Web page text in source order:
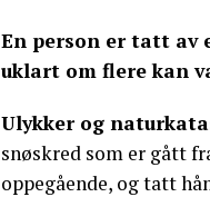
En person er tatt av
uklart om flere kan
Ulykker og
snøskred som er gått
oppegående, og tatt